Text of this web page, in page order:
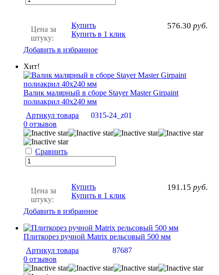
Цена за
штуку:
576.30 руб.
Купить
Купить в 1 клик
Добавить в избранное
Хит!
Валик малярный в сборе Stayer Master Girpaint
полиакрил 40х240 мм
Артикул товара
0315-24_z01
0 отзывов
Сравнить
Цена за
штуку:
191.15 руб.
Купить
Купить в 1 клик
Добавить в избранное
Плиткорез ручной Matrix рельсовый 500 мм
Артикул товара
87687
0 отзывов